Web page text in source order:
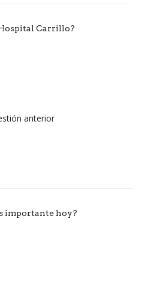
Carrillo?
anterior
importante hoy?